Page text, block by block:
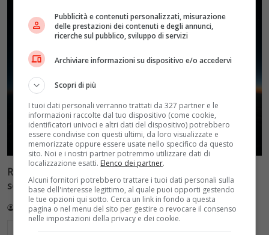
Reflect Orbital: gli specchi spaziali che promettono il
sole di notte (per 5mila dollari l’ora)
Redazione VelvetMAG 4 Agosto 2026
Leggi di più
Pubblicità e contenuti personalizzati, misurazione
delle prestazioni dei contenuti e degli annunci,
ricerche sul pubblico, sviluppo di servizi
Archiviare informazioni su dispositivo e/o accedervi
Scopri di più
I tuoi dati personali verranno trattati da 327 partner e le
informazioni raccolte dal tuo dispositivo (come cookie,
identificatori univoci e altri dati del dispositivo) potrebbero
essere condivise con questi ultimi, da loro visualizzate e
memorizzate oppure essere usate nello specifico da questo
sito. Noi e i nostri partner potremmo utilizzare dati di
localizzazione esatti. Elenco dei partner.
Alcuni fornitori potrebbero trattare i tuoi dati personali sulla
base dell'interesse legittimo, al quale puoi opporti gestendo
le tue opzioni qui sotto. Cerca un link in fondo a questa
pagina o nel menu del sito per gestire o revocare il consenso
nelle impostazioni della privacy e dei cookie.